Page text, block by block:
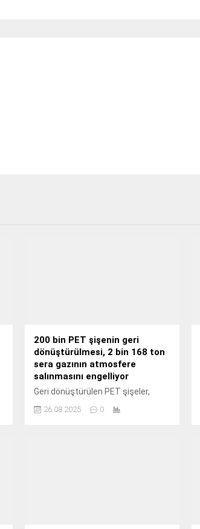
200 bin PET şişenin geri
dönüştürülmesi, 2 bin 168 ton
sera gazının atmosfere
salınmasını engelliyor
Geri dönüştürülen PET şişeler,
yalnızca yeni şişe ve kap
üretiminde değil tekstil, ayakkabı,
26.08.2025 0